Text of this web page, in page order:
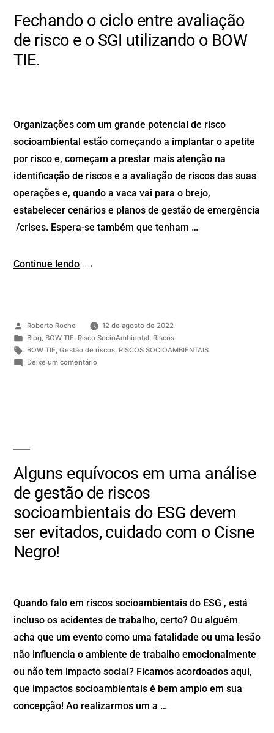
Fechando o ciclo entre avaliação
de risco e o SGI utilizando o BOW
TIE.
Organizações com um grande potencial de risco
socioambiental estão começando a implantar o apetite
por risco e, começam a prestar mais atenção na
identificação de riscos e a avaliação de riscos das suas
operações e, quando a vaca vai para o brejo,
estabelecer cenários e planos de gestão de emergência
/crises. Espera-se também que tenham …
Continue lendo
Roberto Roche
12 de agosto de 2022
Blog, BOW TIE, Risco SocioAmbiental, Riscos
BOW TIE, Gestão de riscos, RISCOS SOCIOAMBIENTAIS
Deixe um comentário
Alguns equívocos em uma análise
de gestão de riscos
socioambientais do ESG devem
ser evitados, cuidado com o Cisne
Negro!
Quando falo em riscos socioambientais do ESG , está
incluso os acidentes de trabalho, certo? Ou alguém
acha que um evento como uma fatalidade ou uma lesão
não influencia o ambiente de trabalho emocionalmente
ou não tem impacto social? Ficamos acordoados aqui,
que impactos socioambientais é bem amplo em sua
concepção! Ao realizarmos um a …